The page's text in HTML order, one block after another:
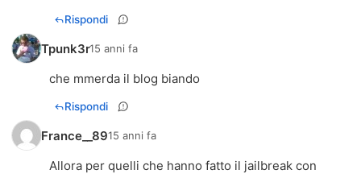
Rispondi
Tpunk3r15 anni fa
che mmerda il blog biando
Rispondi
France__8915 anni fa
Allora per quelli che hanno fatto il jailbreak con